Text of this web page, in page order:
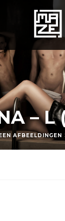
– L
AFBEELDINGEN